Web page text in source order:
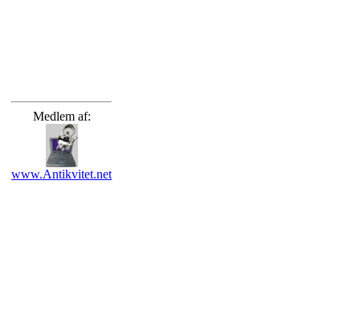
Medlem af:
www.Antikvitet.net